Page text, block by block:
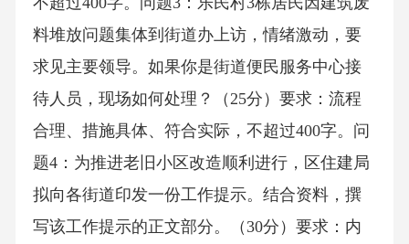
料堆放问题集体到街道办上访，情绪激动，要
求见主要领导。如果你是街道便民服务中心接
待人员，现场如何处理？（25分）要求：流程
合理、措施具体、符合实际，不超过400字。问
题4：为推进老旧小区改造顺利进行，区住建局
拟向各街道印发一份工作提示。结合资料，撰
写该工作提示的正文部分。（30分）要求：内